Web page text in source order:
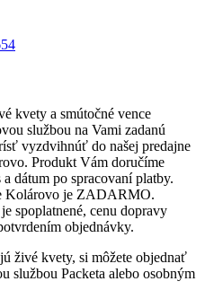
kvety a smútočné vence
službou na Vami zadanú
vyzdvihnúť do našej predajne
Produkt Vám doručíme
dátum po spracovaní platby.
Kolárovo je ZADARMO.
spoplatnené, cenu dopravy
objednávky.
živé kvety, si môžete objednať
službou Packeta alebo osobným